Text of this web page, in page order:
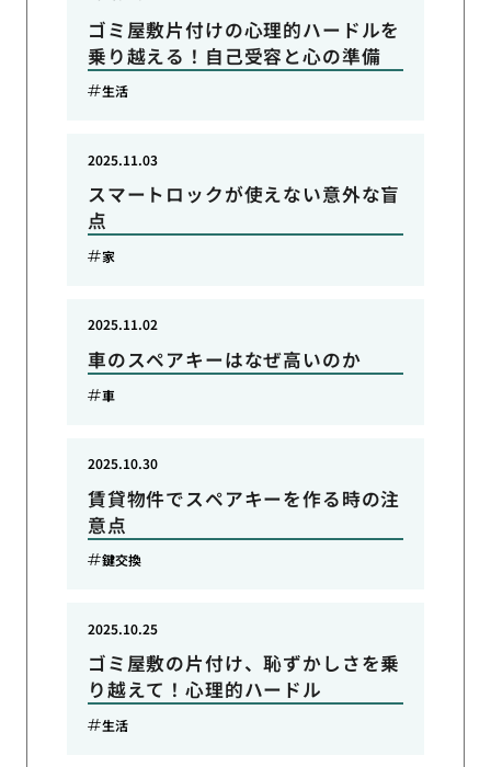
ゴミ屋敷片付けの心理的ハードルを
乗り越える！自己受容と心の準備
生活
スマートロックが使えない意外な盲
点
2025.11.03
家
車のスペアキーはなぜ高いのか
2025.11.02
車
賃貸物件でスペアキーを作る時の注
意点
2025.10.30
鍵交換
ゴミ屋敷の片付け、恥ずかしさを乗
り越えて！心理的ハードル
2025.10.25
生活